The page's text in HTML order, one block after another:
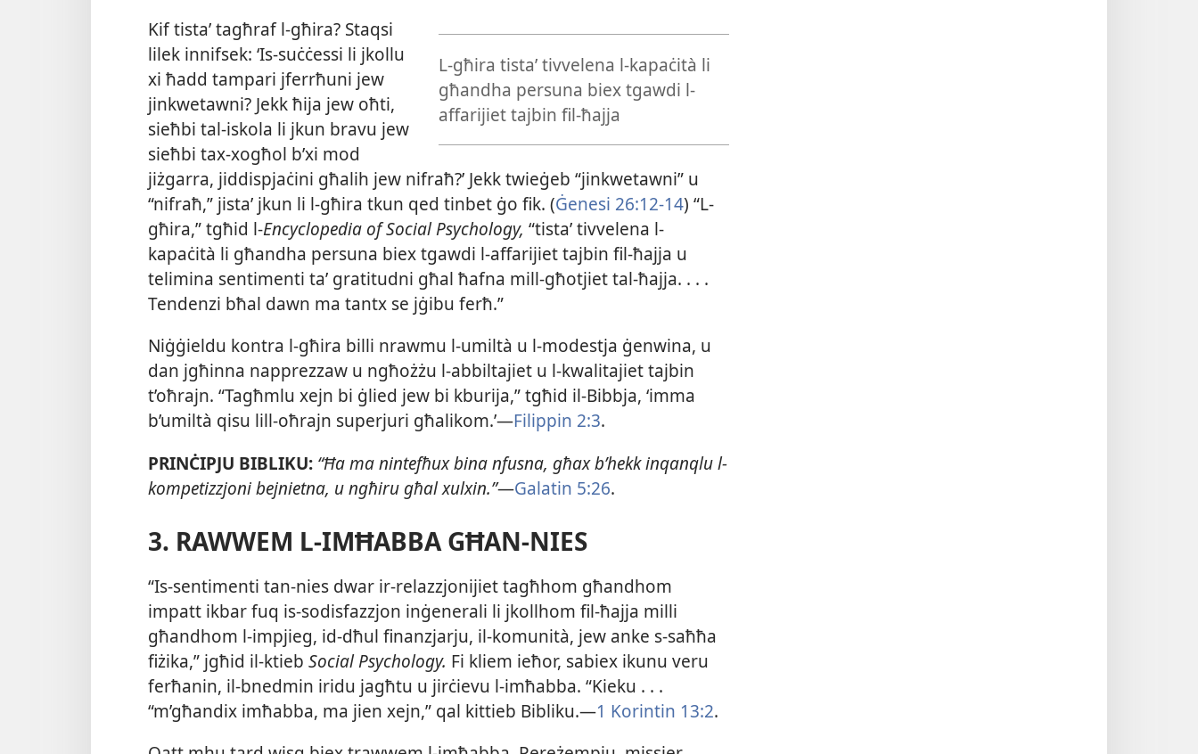
L-għira tistaʼ tivvelena l-kapaċità li
għandha persuna biex tgawdi l-
affarijiet tajbin fil-ħajja
Kif tistaʼ tagħraf l-​għira? Staqsi
lilek innifsek: ‘Is-​suċċessi li jkollu
xi ħadd tampari jferrħuni jew
jinkwetawni? Jekk ħija jew oħti,
sieħbi tal-​iskola li jkun bravu jew
sieħbi tax-​xogħol b’xi mod
jiżgarra, jiddispjaċini għalih jew nifraħ?’ Jekk twieġeb “jinkwetawni” u
“nifraħ,” jistaʼ jkun li l-​għira tkun qed tinbet ġo fik. (Ġenesi 26:12-​14) “L-​
għira,” tgħid l-​Encyclopedia of Social Psychology, “tistaʼ tivvelena l-​
kapaċità li għandha persuna biex tgawdi l-​affarijiet tajbin fil-​ħajja u
telimina sentimenti taʼ gratitudni għal ħafna mill-​għotjiet tal-​ħajja. . . .
Tendenzi bħal dawn ma tantx se jġibu ferħ.”
Niġġieldu kontra l-​għira billi nrawmu l-​umiltà u l-​modestja ġenwina, u
dan jgħinna napprezzaw u ngħożżu l-​abbiltajiet u l-​kwalitajiet tajbin
t’oħrajn. “Tagħmlu xejn bi ġlied jew bi kburija,” tgħid il-​Bibbja, ‘imma
b’umiltà qisu lill-​oħrajn superjuri għalikom.’—Filippin 2:3.
PRINĊIPJU BIBLIKU: “Ħa ma nintefħux bina nfusna, għax b’hekk inqanqlu l-​
kompetizzjoni bejnietna, u ngħiru għal xulxin.”—Galatin 5:26.
3. RAWWEM L-​IMĦABBA GĦAN-​NIES
“Is-​sentimenti tan-​nies dwar ir-​relazzjonijiet tagħhom għandhom
impatt ikbar fuq is-​sodisfazzjon inġenerali li jkollhom fil-​ħajja milli
għandhom l-​impjieg, id-​dħul finanzjarju, il-​komunità, jew anke s-​saħħa
fiżika,” jgħid il-​ktieb Social Psychology. Fi kliem ieħor, sabiex ikunu veru
ferħanin, il-​bnedmin iridu jagħtu u jirċievu l-​imħabba. “Kieku . . .
“m’għandix imħabba, ma jien xejn,” qal kittieb Bibliku.—1 Korintin 13:2.